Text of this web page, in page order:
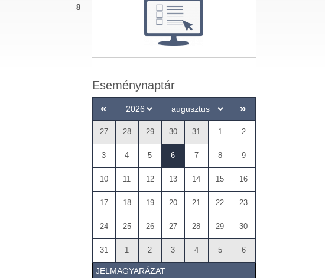
8
Eseménynaptár
« »
27 28 29 30 31 1 2
3 4 5 6 7 8 9
10 11 12 13 14 15 16
17 18 19 20 21 22 23
24 25 26 27 28 29 30
31 1 2 3 4 5 6
JELMAGYARÁZAT